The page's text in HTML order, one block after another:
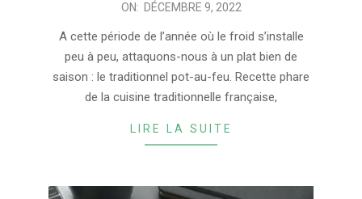
ON: DÉCEMBRE 9, 2022
A cette période de l’année où le froid s’installe
peu à peu, attaquons-nous à un plat bien de
saison : le traditionnel pot-au-feu. Recette phare
de la cuisine traditionnelle française,
LIRE LA SUITE